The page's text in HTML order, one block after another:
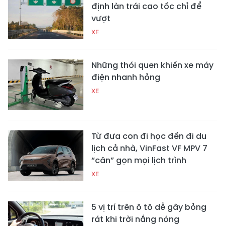
định làn trái cao tốc chỉ để
vượt
XE
Những thói quen khiến xe máy
điện nhanh hỏng
XE
Từ đưa con đi học đến đi du
lịch cả nhà, VinFast VF MPV 7
“cân” gọn mọi lịch trình
XE
5 vị trí trên ô tô dễ gây bỏng
rát khi trời nắng nóng